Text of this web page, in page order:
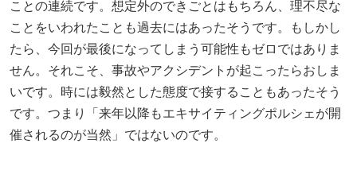
ことの連続です。想定外のできごとはもちろん、理不尽な
ことをいわれたことも過去にはあったそうです。もしかし
たら、今回が最後になってしまう可能性もゼロではありま
せん。それこそ、事故やアクシデントが起こったらおしま
いです。時には毅然とした態度で接することもあったそう
です。つまり「来年以降もエキサイティングポルシェが開
催されるのが当然」ではないのです。